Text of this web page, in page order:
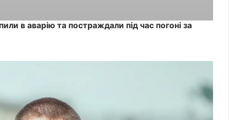
в аварію та постраждали під час погоні за